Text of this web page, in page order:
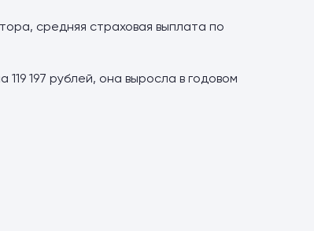
средняя страховая выплата по
197 рублей, она выросла в годовом